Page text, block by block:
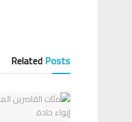
RelatedPosts